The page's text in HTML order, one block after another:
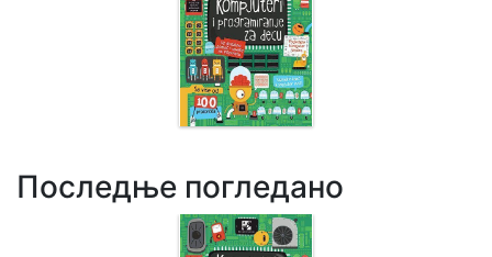
Последње погледано